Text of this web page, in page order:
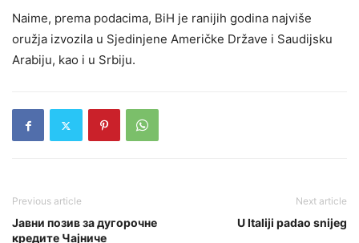
Naime, prema podacima, BiH je ranijih godina najviše
oružja izvozila u Sjedinjene Američke Države i Saudijsku
Arabiju, kao i u Srbiju.
Previous article
Јавни позив за дугорочне
кредите Чајниче
Next article
U Italiji padao snijeg